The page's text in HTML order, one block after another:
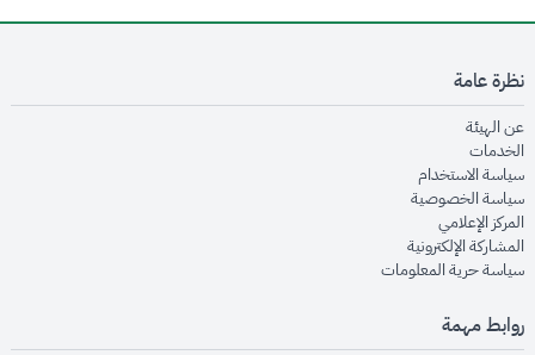
نظرة عامة
عن الهيئةopens in new window
الخدماتopens in new window
سياسة الاستخدام
سياسة الخصوصيةopens in new window
المركز الإعلاميopens in new window
المشاركة الإلكترونيةopens in new window
سياسة حرية المعلوماتopens in new window
روابط مهمة